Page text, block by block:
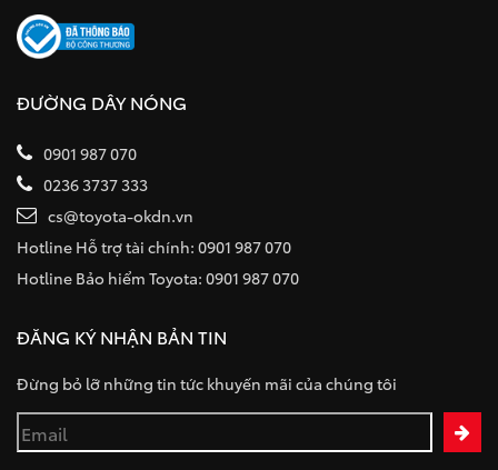
ĐƯỜNG DÂY NÓNG
0901 987 070
0236 3737 333
cs@toyota-okdn.vn
Hotline Hỗ trợ tài chính: 0901 987 070
Hotline Bảo hiểm Toyota: 0901 987 070
ĐĂNG KÝ NHẬN BẢN TIN
Đừng bỏ lỡ những tin tức khuyến mãi của chúng tôi